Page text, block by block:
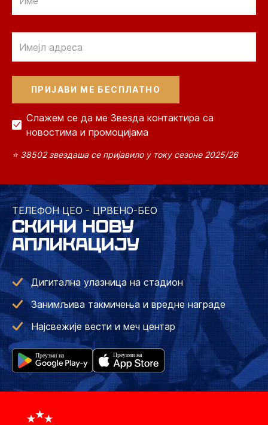
Слажем се да ме Звезда контактира са
новостима и промоцијама
⭐ 38502 звездаша се пријавило у току сезоне 2025/26
ТЕЛЕФОН ЦЕО - ЦРВЕНО-БЕО
СКИНИ НОВУ
АПЛИКАЦИЈУ
Дигитална улазница на стадион
Занимљива такмичења и вредне награде
Најсвежије вести и меч центар